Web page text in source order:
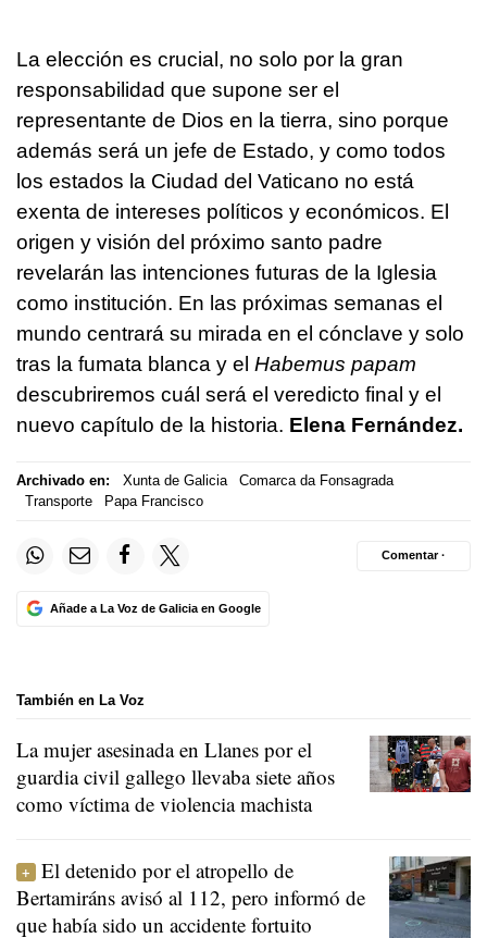
La elección es crucial, no solo por la gran
responsabilidad que supone ser el
representante de Dios en la tierra, sino porque
además será un jefe de Estado, y como todos
los estados la Ciudad del Vaticano no está
exenta de intereses políticos y económicos. El
origen y visión del próximo santo padre
revelarán las intenciones futuras de la Iglesia
como institución. En las próximas semanas el
mundo centrará su mirada en el cónclave y solo
tras la fumata blanca y el Habemus papam
descubriremos cuál será el veredicto final y el
nuevo capítulo de la historia. Elena Fernández.
Archivado en: Xunta de Galicia
Comarca da Fonsagrada
Transporte
Papa Francisco
Añade a La Voz de Galicia en Google
Comentar ·
También en La Voz
La mujer asesinada en Llanes por el
guardia civil gallego llevaba siete años
como víctima de violencia machista
El detenido por el atropello de
Bertamiráns avisó al 112, pero informó de
que había sido un accidente fortuito